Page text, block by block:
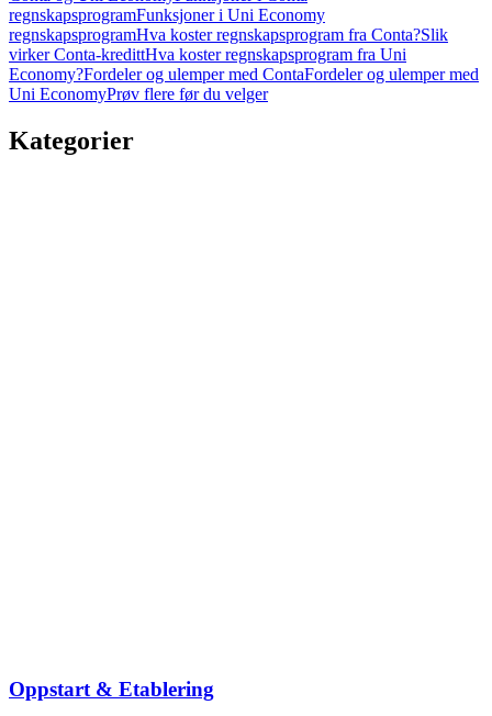
regnskapsprogramFunksjoner i Uni Economy
regnskapsprogramHva koster regnskapsprogram fra Conta?Slik
virker Conta-kredittHva koster regnskapsprogram fra Uni
Economy?Fordeler og ulemper med ContaFordeler og ulemper med
Uni EconomyPrøv flere før du velger
Kategorier
Oppstart & Etablering